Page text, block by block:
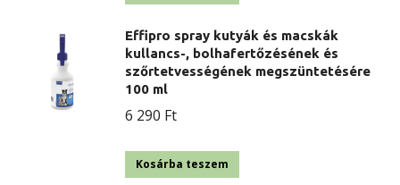
Effipro spray kutyák és macskák
kullancs-, bolhafertőzésének és
szőrtetvességének megszüntetésére
100 ml
6 290 Ft
Kosárba teszem